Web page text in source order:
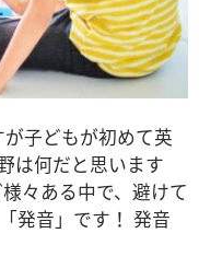
子どもが初めて英
は何だと思います
々ある中で、避けて
発音」です！ 発音